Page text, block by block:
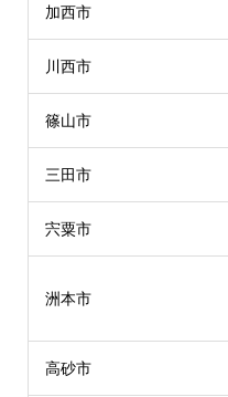
加西市
川西市
篠山市
三田市
宍粟市
洲本市
高砂市